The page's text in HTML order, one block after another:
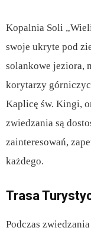
Kopalnia Soli
swoje ukryte pod
solankowe jeziora,
korytarzy
Kaplicę św. Kingi,
zwiedzania są
zainteresowań,
każdego.
Trasa
Podczas